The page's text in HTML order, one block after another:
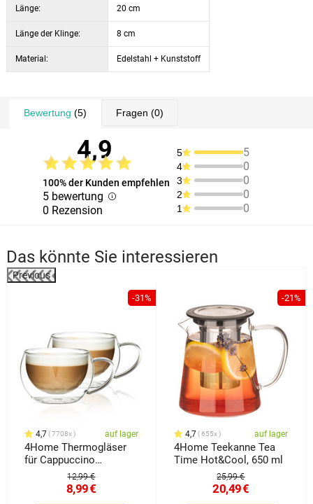
Länge: 20 cm
Länge der Klinge: 8 cm
Material: Edelstahl + Kunststoff
Bewertung (5) Fragen (0)
4,9
100% der Kunden empfehlen
5 bewertung
0 Rezension
5 5
4 0
3 0
2 0
1 0
Das könnte Sie interessieren
Previous
-31%
4,7 7708x auf lager
4Home Thermogläser
für Cappuccino
Hot&Cool 280 ml, 2
12,99 €
8,99€
-21%
4,7 655x auf lager
4Home Teekanne Tea
Time Hot&Cool, 650 ml
25,99 €
20,49€